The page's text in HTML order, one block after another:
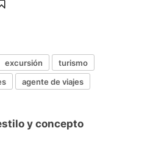
excursión
turismo
agente de viajes
y concepto